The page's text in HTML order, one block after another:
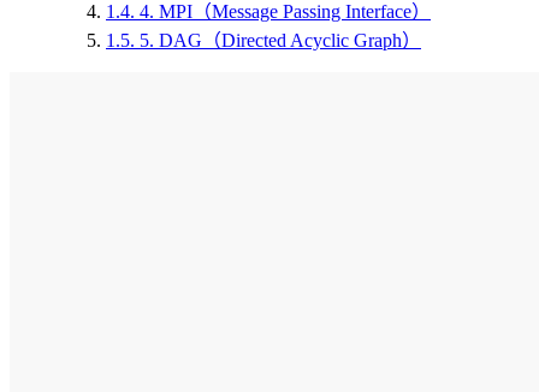
1.4. 4. MPI（Message Passing Interface）
1.5. 5. DAG（Directed Acyclic Graph）